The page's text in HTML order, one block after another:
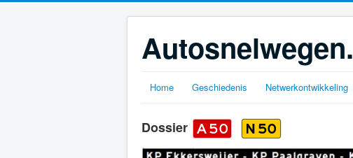
Home Geschiedenis Netwerkontwikkeling
Dossier